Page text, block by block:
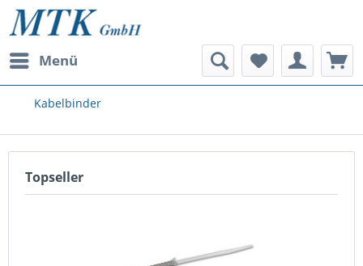
Menü
Kabelbinder
Topseller